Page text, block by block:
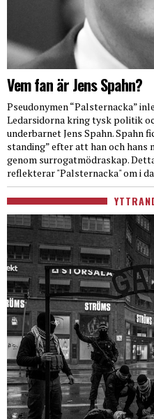
Vem fan är Jens Spahn?
Pseudonymen “Palsternacka”
Ledarsidorna kring tysk politik
underbarnet Jens Spahn. Spahn
standing” efter att han och hans
genom surrogatmödraskap.
reflekterar "Palsternacka" om i